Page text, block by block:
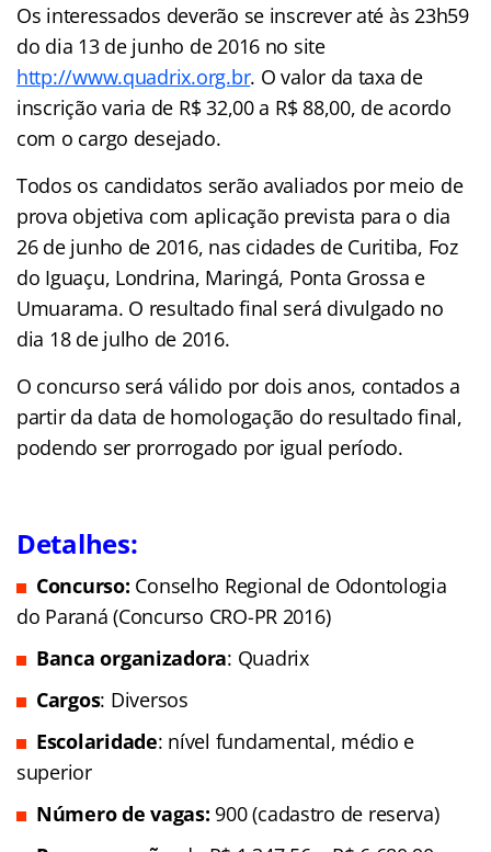
Os interessados deverão se inscrever até às 23h59
do dia 13 de junho de 2016 no site
http://www.quadrix.org.br. O valor da taxa de
inscrição varia de R$ 32,00 a R$ 88,00, de acordo
com o cargo desejado.
Todos os candidatos serão avaliados por meio de
prova objetiva com aplicação prevista para o dia
26 de junho de 2016, nas cidades de Curitiba, Foz
do Iguaçu, Londrina, Maringá, Ponta Grossa e
Umuarama. O resultado final será divulgado no
dia 18 de julho de 2016.
O concurso será válido por dois anos, contados a
partir da data de homologação do resultado final,
podendo ser prorrogado por igual período.
Detalhes:
Concurso: Conselho Regional de Odontologia
do Paraná (Concurso CRO-PR 2016)
Banca organizadora: Quadrix
Cargos: Diversos
Escolaridade: nível fundamental, médio e
superior
Número de vagas: 900 (cadastro de reserva)